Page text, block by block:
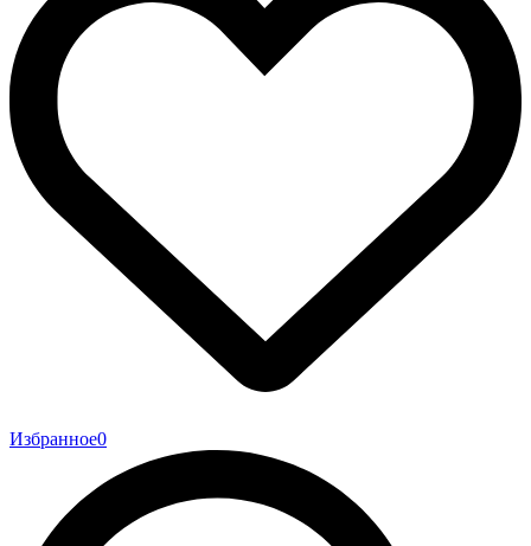
Избранное0